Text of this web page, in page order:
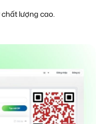
lượng cao.